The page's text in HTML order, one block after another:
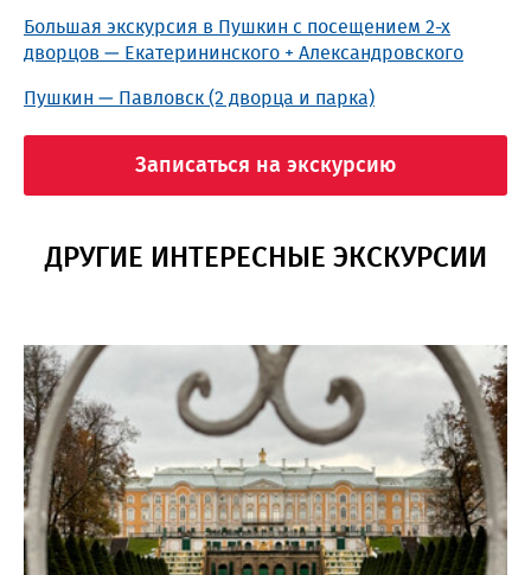
Большая экскурсия в Пушкин с посещением 2-х
дворцов — Екатерининского + Александровского
Пушкин — Павловск (2 дворца и парка)
Записаться на экскурсию
ДРУГИЕ ИНТЕРЕСНЫЕ ЭКСКУРСИИ